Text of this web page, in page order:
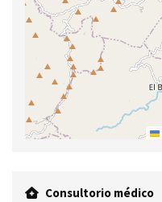
Consultorio médico